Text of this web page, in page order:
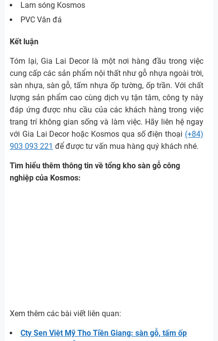
Lam sóng Kosmos
PVC Vân đá
Kết luận
Tóm lại, Gia Lai Decor là một nơi hàng đầu trong việc
cung cấp các sản phẩm nội thất như gỗ nhựa ngoài trời,
sàn nhựa, sàn gỗ, tấm nhựa ốp tường, ốp trần. Với chất
lượng sản phẩm cao cùng dịch vụ tận tâm, công ty này
đáp ứng được nhu cầu của các khách hàng trong việc
trang trí không gian sống và làm việc. Hãy liên hệ ngay
với Gia Lai Decor hoặc Kosmos qua số điện thoại (+84)
903 093 221 để được tư vấn mua hàng quý khách nhé.
Tìm hiểu thêm thông tin về tổng kho sàn gỗ công
nghiệp của Kosmos:
Xem thêm các bài viết liên quan:
Cty Sen Việt Mỹ Tho Tiền Giang: sàn gỗ, tấm ốp